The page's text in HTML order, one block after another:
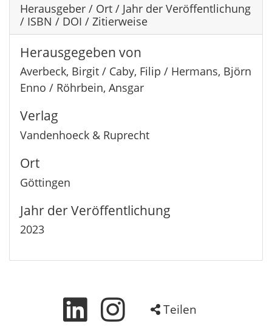
Herausgeber / Ort / Jahr der Veröffentlichung
/ ISBN / DOI / Zitierweise
Herausgegeben von
Averbeck, Birgit / Caby, Filip / Hermans, Björn
Enno / Röhrbein, Ansgar
Verlag
Vandenhoeck & Ruprecht
Ort
Göttingen
Jahr der Veröffentlichung
2023
Teilen